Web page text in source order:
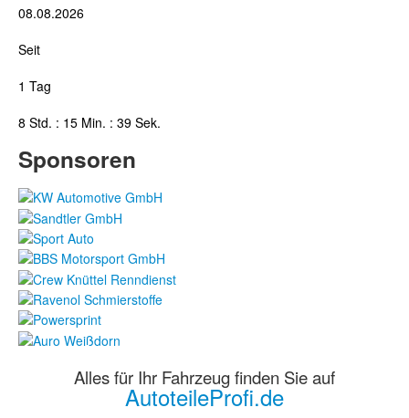
08.08.2026
Seit
1 Tag
8 Std. : 15 Min. : 40 Sek.
Sponsoren
Alles für Ihr Fahrzeug finden Sie auf
AutoteileProfi.de